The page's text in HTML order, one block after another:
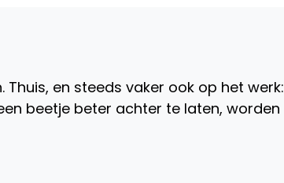
en steeds vaker ook op het werk:
beetje beter achter te laten, worden